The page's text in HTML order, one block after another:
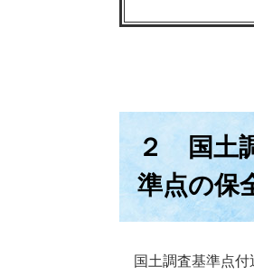
２ 国土
準点の保
国土調査基準点付